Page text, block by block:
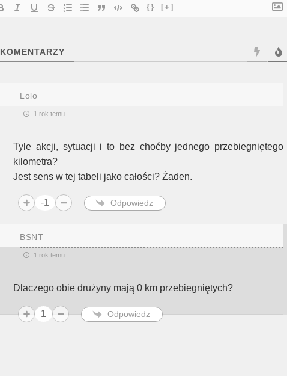
{} [+]
KOMENTARZY
Lolo
1 rok temu
Tyle akcji, sytuacji i to bez choćby jednego przebiegniętego
kilometra?
Jest sens w tej tabeli jako całości? Żaden.
-1 Odpowiedz
BSNT
1 rok temu
Dlaczego obie drużyny mają 0 km przebiegniętych?
1 Odpowiedz